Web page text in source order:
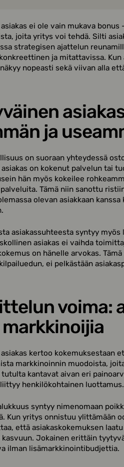
ei ole vain mukava
joita yritys voi tehdä. Silti
strategisen ajattelun
ja mitattavissa.
nopeasti sekä viivan alla
ja
on suoraan yhteydessä
asiakas on kokenut palvelun tai
hän myös kokeilee
Tämä niin sanottu
olevan asiakkaan
asiakassuhteesta syntyy
asiakas ei vaihda
on hänelle arvokas.
ei pelkästään
voima:
kertoo kokemuksestaan
markkinoinnin muodoista,
kantavat aivan eri
henkilökohtainen luottamus.
syntyy nimenomaan
Kun yritys onnistuu ylittämään
että asiakaskokemuksen
kasvuun. Jokainen erittäin
ilman lisämarkkinointibudjettia.